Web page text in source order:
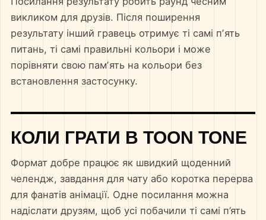
викликом для друзів. Після поширення
результату інший гравець отримує ті самі пʼять
питань, ті самі правильні кольори і може
порівняти свою памʼять на кольори без
встановлення застосунку.
КОЛИ ГРАТИ В TOON TONE
Формат добре працює як швидкий щоденний
челендж, завдання для чату або коротка перерва
для фанатів анімації. Одне посилання можна
надіслати друзям, щоб усі побачили ті самі п’ять